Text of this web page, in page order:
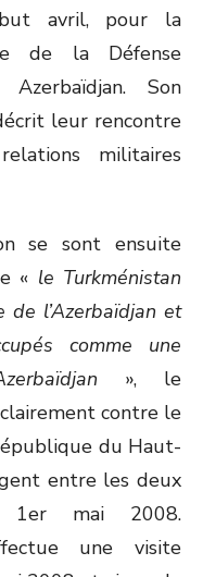
avril, pour la
de la Défense
Son
leur rencontre
militaires
se sont ensuite
« le Turkménistan
de l’Azerbaïdjan et
comme une
», le
contre le
du Haut-
entre les deux
1ermai 2008.
une visite